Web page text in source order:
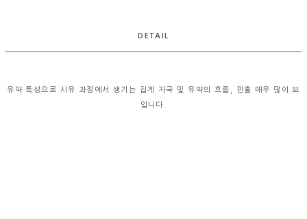
DETAIL
유약 특성으로 시유 과정에서 생기는 집게 자국 및 유약의 흐름, 핀홀 매우 많이 보
입니다.